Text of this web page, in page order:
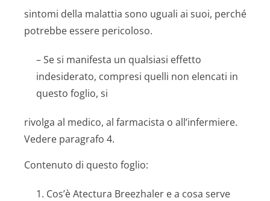
sintomi della malattia sono uguali ai suoi, perché
potrebbe essere pericoloso.
– Se si manifesta un qualsiasi effetto
indesiderato, compresi quelli non elencati in
questo foglio, si
rivolga al medico, al farmacista o all’infermiere.
Vedere paragrafo 4.
Contenuto di questo foglio:
1. Cos’è Atectura Breezhaler e a cosa serve